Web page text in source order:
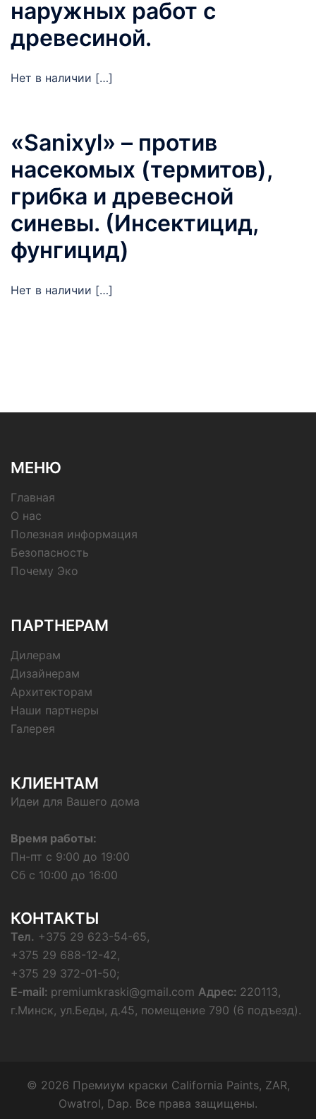
наружных работ с
древесиной.
Нет в наличии […]
«Sanixyl» – против
насекомых (термитов),
грибка и древесной
синевы. (Инсектицид,
фунгицид)
Нет в наличии […]
МЕНЮ
Главная
О нас
Полезная информация
Безопасность
Почему Эко
ПАРТНЕРАМ
Дилерам
Дизайнерам
Архитекторам
Наши партнеры
Галерея
КЛИЕНТАМ
Идеи для Вашего дома
Время работы:
Пн-пт с 9:00 до 19:00
Сб с 10:00 до 16:00
КОНТАКТЫ
Тел. +375 29 623-54-65,
+375 29 688-12-42,
+375 29 372-01-50;
E-mail: premiumkraski@gmail.com Адрес: 220113,
г.Минск, ул.Беды, д.45, помещение 790 (6 подъезд).
© 2026 Премиум краски California Paints, ZAR,
Owatrol, Dap. Все права защищены.